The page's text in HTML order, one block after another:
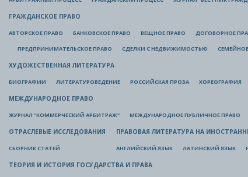
ГРАЖДАНСКОЕ ПРАВО
АВТОРСКОЕ ПРАВО БАНКОВСКОЕ ПРАВО ВЕЩНОЕ ПРАВО ДОГОВОРНОЕ
ПРЕДПРИНИМАТЕЛЬСКОЕ ПРАВО СДЕЛКИ С НЕДВИЖИМОСТЬЮ
ХУДОЖЕСТВЕННАЯ ЛИТЕРАТУРА
БИОГРАФИИ ЛИТЕРАТУРОВЕДЕНИЕ РОССИЙСКАЯ ПРОЗА ХОРЕОГРАФИЯ
МЕЖДУНАРОДНОЕ ПРАВО
ЖУРНАЛ "КОММЕРЧЕСКИЙ АРБИТРАЖ" МЕЖДУНАРОДНОЕ ПУБЛИЧНОЕ ПРАВО
ОТРАСЛЕВЫЕ ИССЛЕДОВАНИЯ
СБОРНИК СТАТЕЙ
ПРАВОВАЯ ЛИТЕРАТУРА НА
АНГЛИЙСКИЙ ЯЗЫК ЛАТИНСКИЙ ЯЗЫК
ТЕОРИЯ И ИСТОРИЯ ГОСУДАРСТВА И ПРАВА